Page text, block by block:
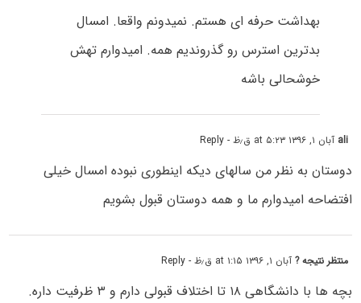
بهداشت حرفه ای هستم. نمیدونم واقعا. امسال
بدترین استرس رو گذروندیم همه. امیدوارم تهش
خوشحالی باشه
ali آبان ۱, ۱۳۹۶ at ۵:۲۳ ق٫ظ - Reply
دوستان به نظر من سالهای دیکه اینطورى نبوده امسال خیلی
افتضاحه امیدوارم ما و همه دوستان قبول بشویم
منتظر نتیجه ?آبان ۱, ۱۳۹۶ at ۱:۱۵ ق٫ظ - Reply
بچه ها با دانشگاهی ۱۸ تا اختلاف قبولی دارم و ۳ ظرفیت داره.